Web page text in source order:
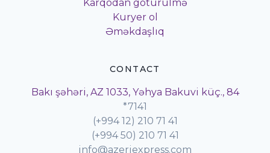
Karqodan götürülmə
Kuryer ol
Əməkdaşlıq
CONTACT
Bakı şəhəri, AZ 1033, Yəhya Bakuvi küç., 84
*7141
(+994 12) 210 71 41
(+994 50) 210 71 41
info@azeriexpress.com